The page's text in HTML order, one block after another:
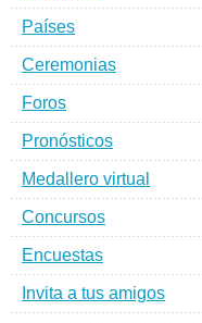
Países
Ceremonias
Foros
Pronósticos
Medallero virtual
Concursos
Encuestas
Invita a tus amigos